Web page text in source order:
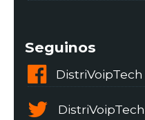
Seguinos
DistriVoipTech
DistriVoipTech